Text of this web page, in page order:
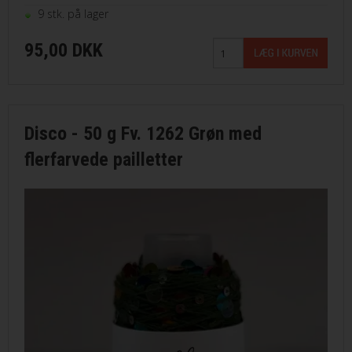
9 stk. på lager
95,00 DKK
Disco - 50 g Fv. 1262 Grøn med
flerfarvede pailletter